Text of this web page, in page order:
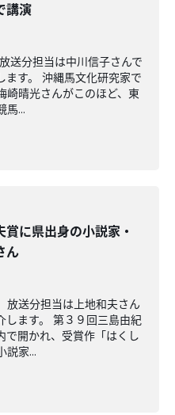
講演
送分担当は中川信子さんで
ます。 沖縄馬文化研究家で
崎晴光さんがこのほど、東
馬...
賞に県出身の小説家・
ん
送分担当は上地和夫さん
します。 第３９回三島由紀
で開かれ、受賞作「はくし
説家...